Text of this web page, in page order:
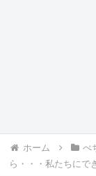
ホーム ぺ
ら・・・私たちにで